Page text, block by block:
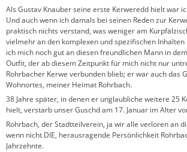
Als Gustav Knauber seine erste Kerweredd hielt war
Und auch wenn ich damals bei seinen Reden zur
praktisch nichts verstand, was weniger am
vielmehr an den komplexen und spezifischen
ich mich noch gut an diesen freundlichen Mann in
Outfit, der ab diesem Zeitpunkt für mich nicht nur
Rohrbacher Kerwe verbunden blieb; er war auch das
Wohnortes, meiner Heimat Rohrbach.
38 Jahre später, in denen er unglaubliche weitere 25
hielt, verstarb unser Guschd am 17. Januar im Alter
Rohrbach, der Stadtteilverein, ja wir alle verloren an
wenn nicht DIE, herausragende Persönlichkeit
Jahrzehnte.